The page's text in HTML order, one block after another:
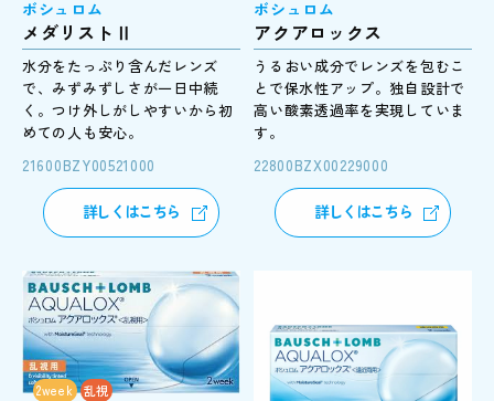
ボシュロム
メダリストⅡ
水分をたっぷり含んだレンズ
で、みずみずしさが一日中続
く。つけ外しがしやすいから初
めての人も安心。
21600BZY00521000
詳しくはこちら
ボシュロム
アクアロックス
うるおい成分でレンズを包むこ
とで保水性アップ。独自設計で
高い酸素透過率を実現していま
す。
22800BZX00229000
詳しくはこちら
2week 乱視